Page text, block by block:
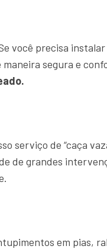
você precisa
segura e
serviço de “caça
de grandes
em pias,